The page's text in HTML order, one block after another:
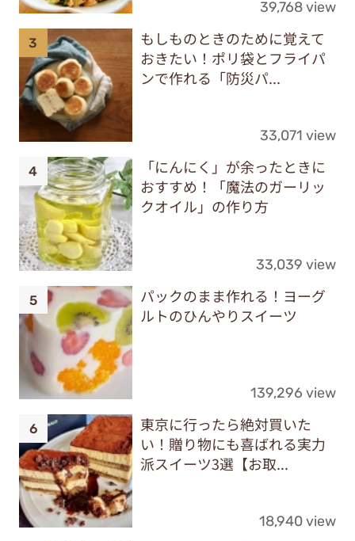
39,768 view
もしものときのために覚えて
おきたい！ポリ袋とフライパ
ンで作れる「防災パ...
33,071 view
「にんにく」が余ったときに
おすすめ！「魔法のガーリッ
クオイル」の作り方
33,039 view
パックのまま作れる！ヨーグ
ルトのひんやりスイーツ
139,296 view
東京に行ったら絶対買いた
い！贈り物にも喜ばれる実力
派スイーツ3選【お取...
18,940 view